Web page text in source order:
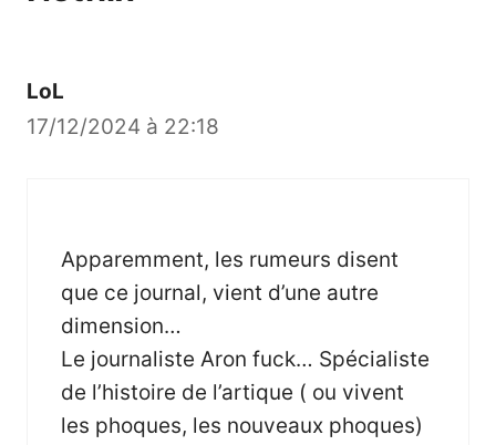
LoL
17/12/2024 à 22:18
Apparemment, les rumeurs disent
que ce journal, vient d’une autre
dimension…
Le journaliste Aron fuck… Spécialiste
de l’histoire de l’artique ( ou vivent
les phoques, les nouveaux phoques)